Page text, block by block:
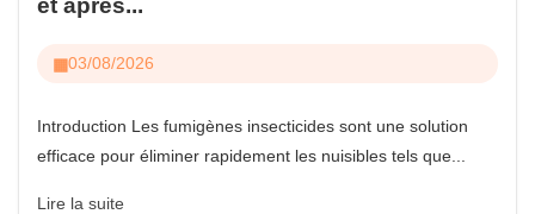
et après...
03/08/2026
Introduction Les fumigènes insecticides sont une solution
efficace pour éliminer rapidement les nuisibles tels que...
Lire la suite